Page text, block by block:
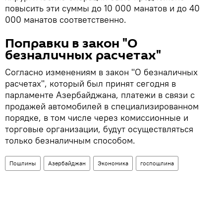
повысить эти суммы до 10 000 манатов и до 40
000 манатов соответственно.
Поправки в закон "О
безналичных расчетах"
Согласно изменениям в закон "О безналичных
расчетах", который был принят сегодня в
парламенте Азербайджана, платежи в связи с
продажей автомобилей в специализированном
порядке, в том числе через комиссионные и
торговые организации, будут осуществляться
только безналичным способом.
Пошлины Азербайджан Экономика госпошлина